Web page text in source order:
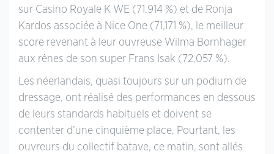
sur Casino Royale K WE (71.914 %) et de Ronja
Kardos associée à Nice One (71,171 %), le meilleur
score revenant à leur ouvreuse Wilma Bornhager
aux rênes de son super Frans Isak (72,057 %).
Les néerlandais, quasi toujours sur un podium de
dressage, ont réalisé des performances en dessous
de leurs standards habituels et doivent se
contenter d’une cinquième place. Pourtant, les
ouvreurs du collectif batave, ce matin, sont allés